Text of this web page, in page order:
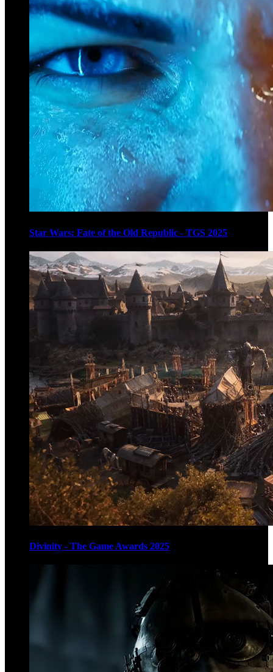
Star Wars: Fate of the Old Republic - TGS 2025
Divinity - The Game Awards 2025